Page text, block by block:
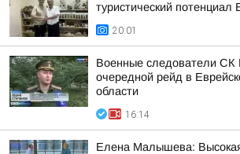
туристический потенциал
20:01
Военные следователи СК
очередной рейд в
области
16:14
Елена Малышева: Высокая